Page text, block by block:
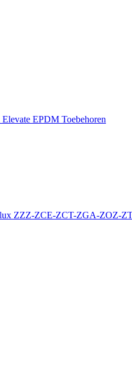
Elevate EPDM Toebehoren
ZZZ-ZCE-ZCT-ZGA-ZOZ-